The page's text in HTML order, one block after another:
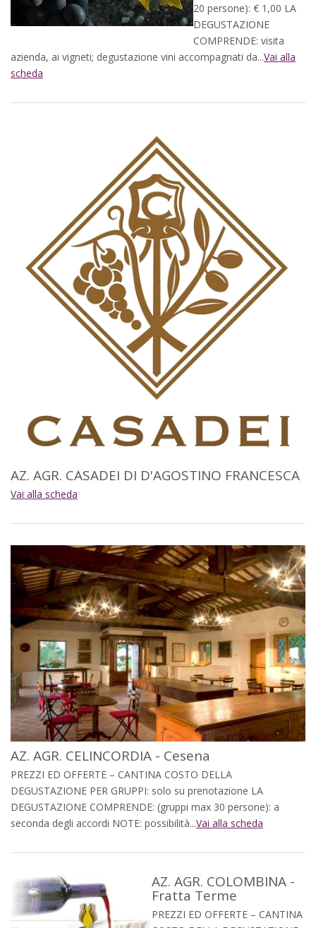
20 persone): € 1,00 LA
DEGUSTAZIONE
COMPRENDE: visita
azienda, ai vigneti; degustazione vini accompagnati da...Vai alla
scheda
AZ. AGR. CASADEI DI D'AGOSTINO FRANCESCA
Vai alla scheda
AZ. AGR. CELINCORDIA - Cesena
PREZZI ED OFFERTE – CANTINA COSTO DELLA
DEGUSTAZIONE PER GRUPPI: solo su prenotazione LA
DEGUSTAZIONE COMPRENDE: (gruppi max 30 persone): a
seconda degli accordi NOTE: possibilità...Vai alla scheda
AZ. AGR. COLOMBINA -
Fratta Terme
PREZZI ED OFFERTE – CANTINA